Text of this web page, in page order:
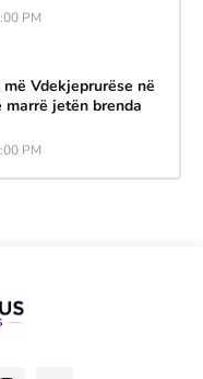
PM
Vdekjeprurëse në
marrë jetën brenda
PM